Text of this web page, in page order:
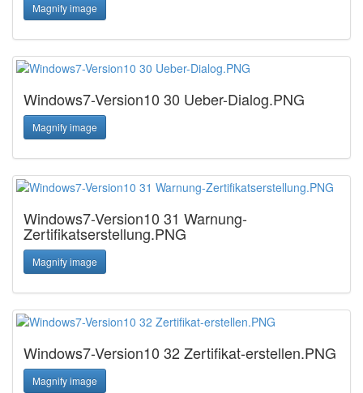
Magnify image
Windows7-Version10 30 Ueber-Dialog.PNG
Magnify image
Windows7-Version10 31 Warnung-
Zertifikatserstellung.PNG
Magnify image
Windows7-Version10 32 Zertifikat-erstellen.PNG
Magnify image